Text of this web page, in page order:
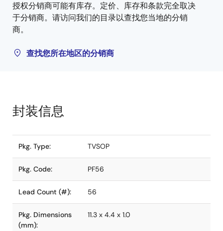
授权分销商可能有库存。定价、库存和条款完全取决
于分销商。请访问我们的目录以查找您当地的分销
商。
查找您所在地区的分销商
封装信息
Pkg. Type: TVSOP
Pkg. Code: PF56
Lead Count (#): 56
Pkg. Dimensions
(mm):
11.3 x 4.4 x 1.0